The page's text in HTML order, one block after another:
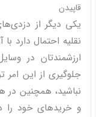
قاپیدن
یکی دیگر از
نقلیه احتمال دارد
ارزشمندتان در
جلوگیری از این
نباشید، همچنین در
و خریدهای خود را